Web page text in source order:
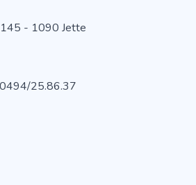
145 - 1090 Jette
0494/25.86.37